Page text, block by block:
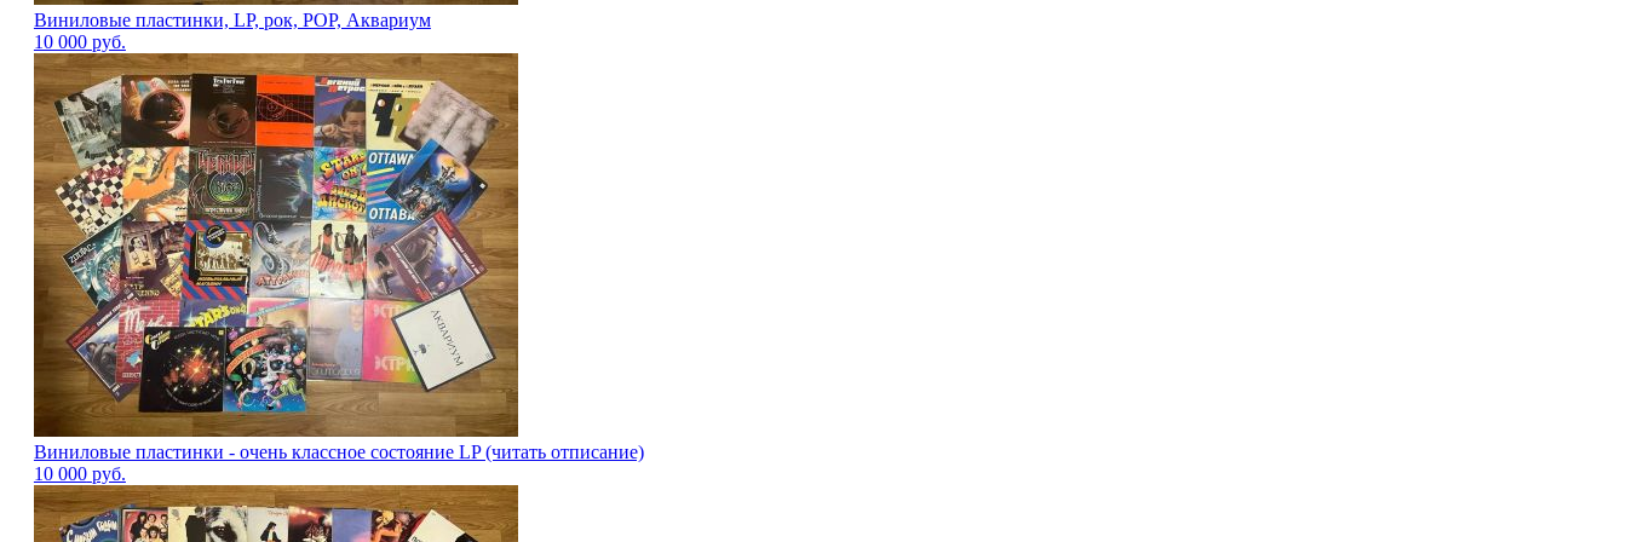
Виниловые пластинки, LP, рок, POP, Аквариум
10 000 руб.
Виниловые пластинки - очень классное состояние LP (читать отписание)
10 000 руб.